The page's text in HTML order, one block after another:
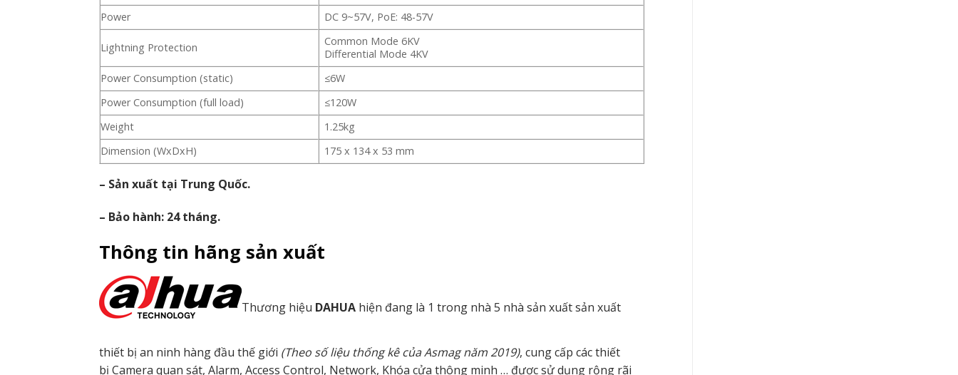
Power
DC 9~57V, PoE: 48-57V
Lightning Protection
Common Mode 6KV
Differential Mode 4KV
Power Consumption (static)
≤6W
Power Consumption (full load)
≤120W
Weight
1.25kg
Dimension (WxDxH)
175 x 134 x 53 mm
– Sản xuất tại Trung Quốc.
– Bảo hành: 24 tháng.
Thông tin hãng sản xuất
Thương hiệu DAHUAhiện đang là 1 trong nhà 5 nhà sản xuất sản xuất
thiết bị an ninh hàng đầu thế giới (Theo số liệu thống kê của Asmag năm 2019), cung cấp các thiết
bị Camera quan sát, Alarm, Access Control, Network, Khóa cửa thông minh … được sử dụng rộng rãi